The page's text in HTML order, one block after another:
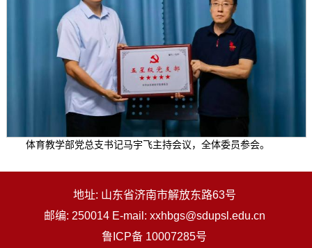
体育教学部党总支书记马宇飞主持会议，全体委员参会。
地址: 山东省济南市解放东路63号
邮编: 250014 E-mail: xxhbgs@sdupsl.edu.cn
鲁ICP备 10007285号